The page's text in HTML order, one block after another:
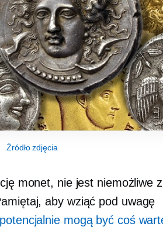
Źródło zdjęcia
monet, nie jest niemożliwe
aby wziąć pod uwagę
mogą być coś